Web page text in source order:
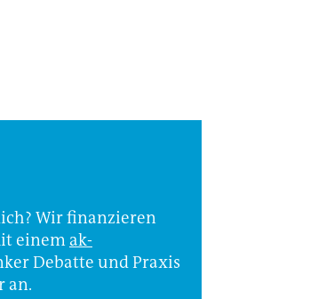
Wir finanzieren
einemak-
Debatte und Praxis
an.